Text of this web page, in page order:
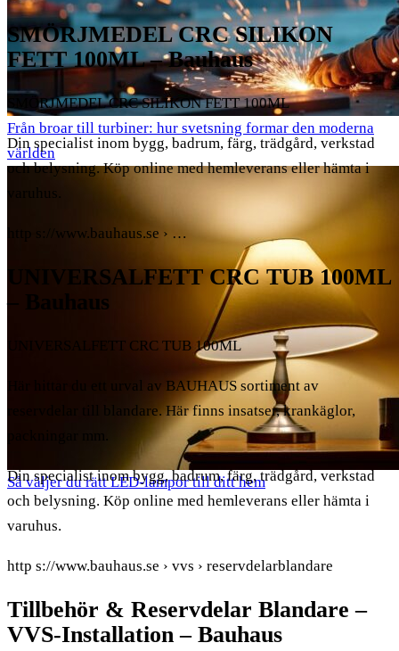
Från broar till turbiner: hur svetsning formar den moderna
världen
Så väljer du rätt LED-lampor till ditt hem
SMÖRJMEDEL CRC SILIKON
FETT 100ML – Bauhaus
SMÖRJMEDEL CRC SILIKON FETT 100ML
Din specialist inom bygg, badrum, färg, trädgård, verkstad
och belysning. Köp online med hemleverans eller hämta i
varuhus.
http s://www.bauhaus.se › …
UNIVERSALFETT CRC TUB 100ML
– Bauhaus
UNIVERSALFETT CRC TUB 100ML
Här hittar du ett urval av BAUHAUS sortiment av
reservdelar till blandare. Här finns insatser, krankäglor,
Din specialist inom bygg, badrum, färg, trädgård, verkstad
och belysning. Köp online med hemleverans eller hämta i
varuhus.
http s://www.bauhaus.se › vvs › reservdelarblandare
Tillbehör & Reservdelar Blandare –
VVS-Installation – Bauhaus